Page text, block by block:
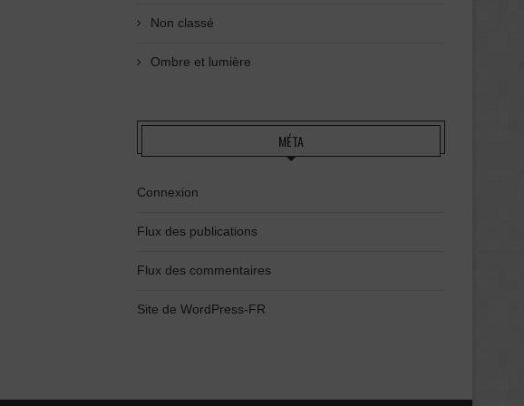
Non classé
Ombre et lumière
MÉTA
Connexion
Flux des publications
Flux des commentaires
Site de WordPress-FR